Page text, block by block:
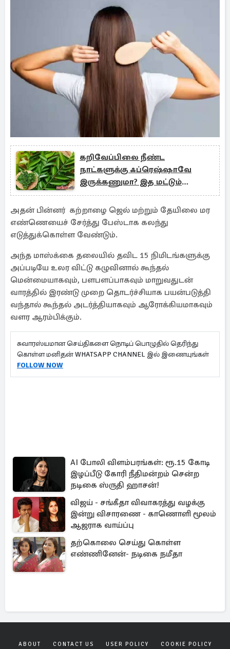
கறிவேப்பிலை நீண்ட
நாட்களுக்கு ஃப்ரெஷ்ஷாவே
இருக்கணுமா? இத மட்டும்
பண்ணுங்க
அதன் பின்னர் கற்றாழை ஜெல் மற்றும் தேயிலை மர
எண்ணெயைச் சேர்த்து பேஸ்டாக கலந்து
எடுத்துக்கொள்ள வேண்டும்.
அந்த மாஸ்க்கை தலையில் தவிட 15 நிமிடங்களுக்கு
அப்படியே உலர விட்டு கழுவினால் கூந்தல்
மென்மையாகவும், பளபளப்பாகவும் மாறுவதுடன்
வாரத்தில் இரண்டு முறை தொடர்ச்சியாக பயன்படுத்தி
வந்தால் கூந்தல் அடர்த்தியாகவும் ஆரோக்கியமாகவும்
வளர ஆரம்பிக்கும்.
சுவாரஸ்யமான செய்திகளை நொடிப் பொழுதில் தெரிந்து
கொள்ள மனிதன் WHATSAPP CHANNEL இல் இணையுங்கள்
FOLLOW NOW
AI போலி விளம்பரங்கள்: ரூ.15 கோடி
இழப்பீடு கோரி நீதிமன்றம் சென்ற
நடிகை ஸ்ருதி ஹாசன்!
விஜய் - சங்கீதா விவாகரத்து வழக்கு
இன்று விசாரணை - காணொளி மூலம்
ஆஜராக வாய்ப்பு
தற்கொலை செய்து கொள்ள
எண்ணினேன்- நடிகை நமீதா
ABOUT CONTACT US USER POLICY COOKIE POLICY